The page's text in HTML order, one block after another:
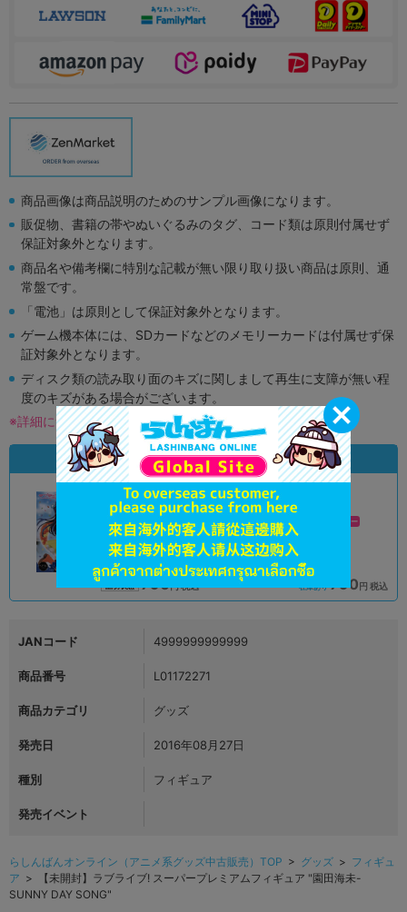
商品画像は商品説明のためのサンプル画像になります。
販促物、書籍の帯やぬいぐるみのタグ、コード類は原則付属せず
保証対象外となります。
商品名や備考欄に特別な記載が無い限り取り扱い商品は原則、通
常盤です。
「電池」は原則として保証対象外となります。
ゲーム機本体には、SDカードなどのメモリーカードは付属せず保
証対象外となります。
ディスク類の読み取り面のキズに関しまして再生に支障が無い程
度のキズがある場合がございます。
※詳細につきましてはコチラ
状態違いの同一商品
状態 : A
オンライン
品切状態 790円 税込
新座流通センター
在庫あり 790 円 税込
JANコード 4999999999999
商品番号 L01172271
商品カテゴリ グッズ
発売日 2016年08月27日
種別 フィギュア
発売イベント
らしんばんオンライン（アニメ系グッズ中古販売）TOP > グッズ > フィギュ
ア > 【未開封】ラブライブ! スーパープレミアムフィギュア "園田海未-
SUNNY DAY SONG"